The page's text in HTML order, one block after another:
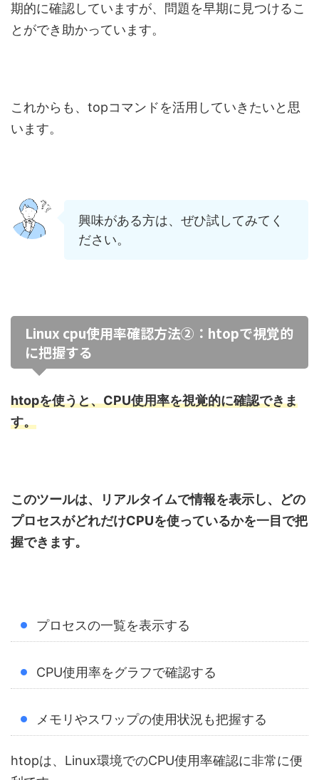
期的に確認していますが、問題を早期に見つけるこ
とができ助かっています。
これからも、topコマンドを活用していきたいと思
います。
興味がある方は、ぜひ試してみてく
ださい。
Linux cpu使用率確認方法②：htopで視覚的
に把握する
htopを使うと、CPU使用率を視覚的に確認できま
す。
このツールは、リアルタイムで情報を表示し、どの
プロセスがどれだけCPUを使っているかを一目で把
握できます。
プロセスの一覧を表示する
CPU使用率をグラフで確認する
メモリやスワップの使用状況も把握する
htopは、Linux環境でのCPU使用率確認に非常に便